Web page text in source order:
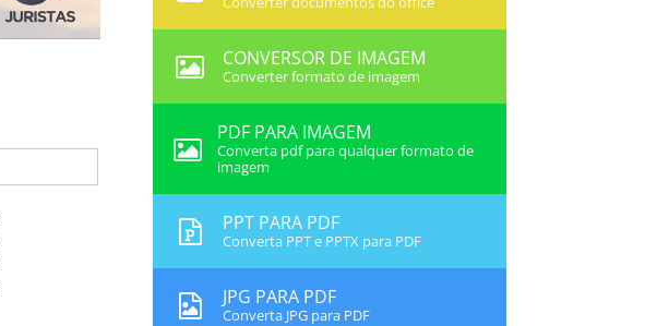
CONVERSOR DE IMAGEM
Converter formato de imagem
PDF PARA IMAGEM
Converta pdf para qualquer formato de
imagem
PPT PARA PDF
Converta PPT e PPTX para PDF
JPG PARA PDF
Converta JPG para PDF